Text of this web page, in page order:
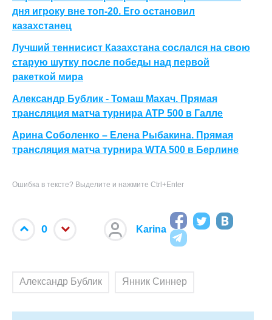
дня игроку вне топ-20. Его остановил
казахстанец
Лучший теннисист Казахстана сослался на свою
старую шутку после победы над первой
ракеткой мира
Александр Бублик - Томаш Махач. Прямая
трансляция матча турнира АТР 500 в Галле
Арина Соболенко – Елена Рыбакина. Прямая
трансляция матча турнира WTA 500 в Берлине
Ошибка в тексте? Выделите и нажмите Ctrl+Enter
0 Karina
Александр Бублик Янник Синнер